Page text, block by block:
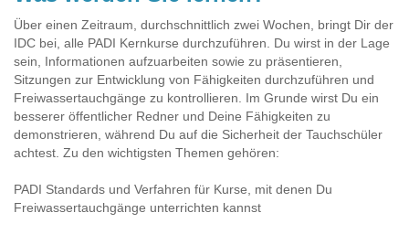
Über einen Zeitraum, durchschnittlich zwei Wochen, bringt Dir der
IDC bei, alle PADI Kernkurse durchzuführen. Du wirst in der Lage
sein, Informationen aufzuarbeiten sowie zu präsentieren,
Sitzungen zur Entwicklung von Fähigkeiten durchzuführen und
Freiwassertauchgänge zu kontrollieren. Im Grunde wirst Du ein
besserer öffentlicher Redner und Deine Fähigkeiten zu
demonstrieren, während Du auf die Sicherheit der Tauchschüler
achtest. Zu den wichtigsten Themen gehören:
PADI Standards und Verfahren für Kurse, mit denen Du
Freiwassertauchgänge unterrichten kannst